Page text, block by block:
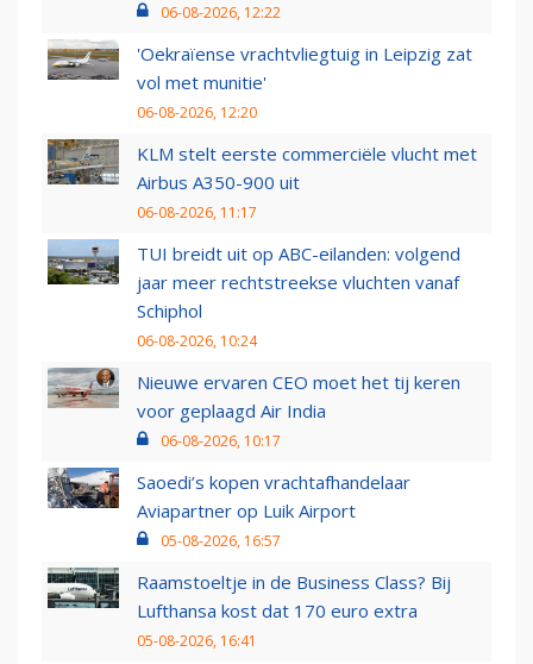
06-08-2026, 12:22
'Oekraïense vrachtvliegtuig in Leipzig zat
vol met munitie'
06-08-2026, 12:20
KLM stelt eerste commerciële vlucht met
Airbus A350-900 uit
06-08-2026, 11:17
TUI breidt uit op ABC-eilanden: volgend
jaar meer rechtstreekse vluchten vanaf
Schiphol
06-08-2026, 10:24
Nieuwe ervaren CEO moet het tij keren
voor geplaagd Air India
06-08-2026, 10:17
Saoedi’s kopen vrachtafhandelaar
Aviapartner op Luik Airport
05-08-2026, 16:57
Raamstoeltje in de Business Class? Bij
Lufthansa kost dat 170 euro extra
05-08-2026, 16:41